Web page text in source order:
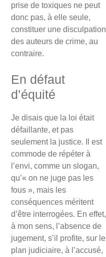
prise de toxiques ne peut
donc pas, à elle seule,
constituer une disculpation
des auteurs de crime, au
contraire.
En défaut
d’équité
Je disais que la loi était
défaillante, et pas
seulement la justice. Il est
commode de répéter à
l’envi, comme un slogan,
qu’« on ne juge pas les
fous », mais les
conséquences méritent
d’être interrogées. En effet,
à mon sens, l’absence de
jugement, s’il profite, sur le
plan judiciaire, à l’accusé,